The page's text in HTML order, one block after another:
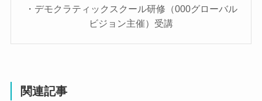
・デモクラティックスクール研修（000グローバル
ビジョン主催）受講
関連記事